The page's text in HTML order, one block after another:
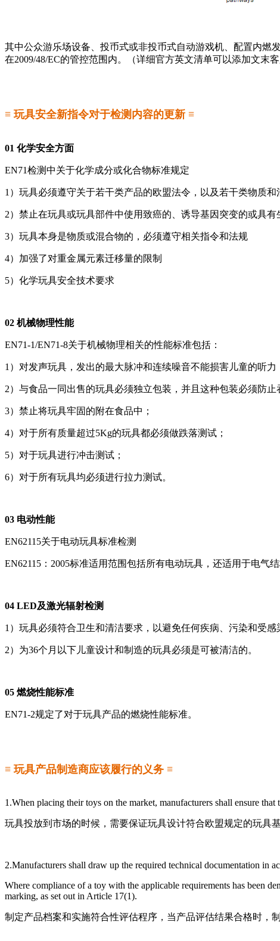
其中公众游乐场设备、投币式或非投币式自动游戏机、配置内燃
在2009/48/EC的管控范围内。（详细官方英文清单可以添加文末客
≡ 玩具安全新指令对于检测内容的更新 ≡
01 化学安全方面
EN71检测中关于化学成分或化合物标准规定
1）玩具必须遵守关于若干类产品的欧盟法令，以及若干类物质和
2）禁止在玩具或玩具部件中使用致癌的、诱导基因突变的或具有
3）玩具本身是物质或混合物的，必须遵守相关指令和法规
4）加强了对重金属元素迁移量的限制
5）化学玩具安全技术要求
02 机械物理性能
EN71-1/EN71-8关于机械物理相关的性能标准包括：
1）对发声玩具，发出的最大脉冲和连续噪音不能损害儿童的听力
2）与食品一同出售的玩具必须独立包装，并且这种包装必须防止
3）禁止将玩具牢固的附在食品中；
4）对于所有质量超过5Kg的玩具都必须做跌落测试；
5）对于玩具进行冲击测试；
6）对于所有玩具均必须进行拉力测试。
03 电动性能
EN62115关于电动玩具标准检测
EN62115：2005标准适用范围包括所有电动玩具，还适用于电气结
04 LED及激光辐射检测
1）玩具必须符合卫生和清洁要求，以避免任何疾病、污染和受感
2）为36个月以下儿童设计和制造的玩具必须是可被清洁的。
05 燃烧性能标准
EN71-2规定了对于玩具产品的燃烧性能标准。
≡ 玩具产品制造商应该履行的义务 ≡
1.When placing their toys on the market, manufacturers shall ensure
玩具投放到市场的时候，需要保证玩具设计符合欧盟规定的玩具
2.Manufacturers shall draw up the required technical documentation in
Where compliance of a toy with the applicable requirements has been
marking, as set out in Article 17(1).
制定产品档案和实施符合性评估程序，当产品评估结果合格时，